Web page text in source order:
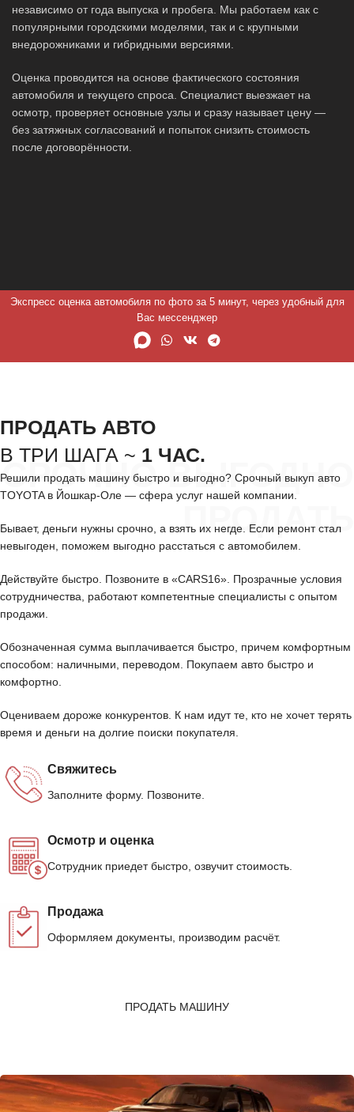
независимо от года выпуска и пробега. Мы работаем как с
популярными городскими моделями, так и с крупными
внедорожниками и гибридными версиями.
Оценка проводится на основе фактического состояния
автомобиля и текущего спроса. Специалист выезжает на
осмотр, проверяет основные узлы и сразу называет цену —
без затяжных согласований и попыток снизить стоимость
после договорённости.
Экспресс оценка автомобиля по фото за 5 минут, через удобный для
Вас мессенджер
СРОЧНО ВЫГОДНО
ПРОДАТЬ
ПРОДАТЬ АВТО
В ТРИ ШАГА ~ 1 ЧАС.
Решили продать машину быстро и выгодно? Срочный выкуп авто
TOYOTA в Йошкар-Оле — сфера услуг нашей компании.
Бывает, деньги нужны срочно, а взять их негде. Если ремонт стал
невыгоден, поможем выгодно расстаться с автомобилем.
Действуйте быстро. Позвоните в «CARS16». Прозрачные условия
сотрудничества, работают компетентные специалисты с опытом
продажи.
Обозначенная сумма выплачивается быстро, причем комфортным
способом: наличными, переводом. Покупаем авто быстро и
комфортно.
Оцениваем дороже конкурентов. К нам идут те, кто не хочет терять
время и деньги на долгие поиски покупателя.
Свяжитесь
Заполните форму. Позвоните.
Осмотр и оценка
Сотрудник приедет быстро, озвучит стоимость.
Продажа
Оформляем документы, производим расчёт.
ПРОДАТЬ МАШИНУ